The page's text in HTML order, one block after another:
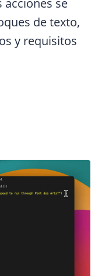
de texto,
y requisitos